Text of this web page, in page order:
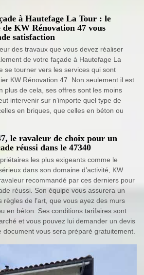
à Hautefage La Tour : le
de KW Rénovation 47 vous
satisfaction
des travaux que vous devez réaliser
de votre façade à Hautefage La
se tourner vers les services qui sont
KW Rénovation 47. Non seulement il est
plus de cela, ses offres sont les moins
intervenir sur n’importe quel type de
en briques, que celles en béton ou
le ravaleur de choix pour un
réussi dans le 47340
les plus exigeants comme le
dans son domaine d’activité, KW
recommandé par ces derniers pour
réussi. Son équipe vous assurera un
règles de l’art, que vous ayez des murs
en béton. Ses conditions tarifaires sont
et vous pouvez lui demander un devis
document vous sera préparé gratuitement.